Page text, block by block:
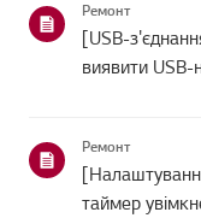
версії вашої w...
Ремонт
[USB-
виявити USB-
Ремонт
таймер